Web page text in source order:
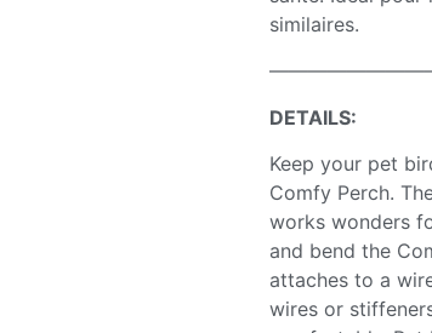
similaires.
DETAILS:
Keep your pet
Comfy Perch.
works wonders
and bend the
attaches to a
wires or